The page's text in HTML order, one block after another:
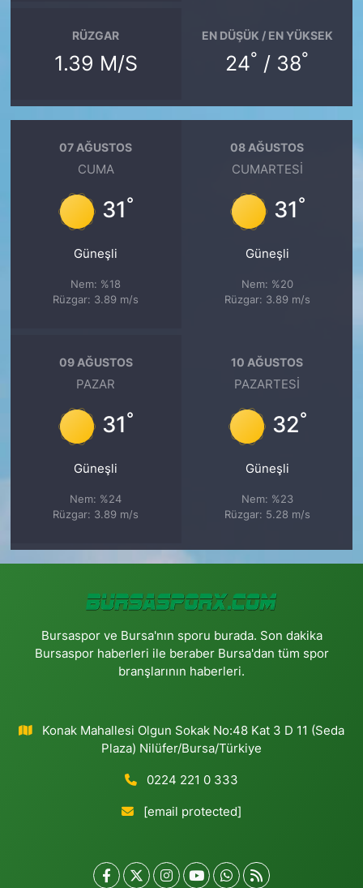
RÜZGAR
1.39 M/S
EN DÜŞÜK / EN YÜKSEK
24° / 38°
07 AĞUSTOS
CUMA
31°
Güneşli
Nem: %18
Rüzgar: 3.89 m/s
08 AĞUSTOS
CUMARTESI
31°
Güneşli
Nem: %20
Rüzgar: 3.89 m/s
09 AĞUSTOS
PAZAR
31°
Güneşli
Nem: %24
Rüzgar: 3.89 m/s
10 AĞUSTOS
PAZARTESI
32°
Güneşli
Nem: %23
Rüzgar: 5.28 m/s
Bursaspor ve Bursa'nın sporu burada. Son dakika
Bursaspor haberleri ile beraber Bursa'dan tüm spor
branşlarının haberleri.
Konak Mahallesi Olgun Sokak No:48 Kat 3 D 11 (Seda
Plaza) Nilüfer/Bursa/Türkiye
0224 221 0 333
[email protected]